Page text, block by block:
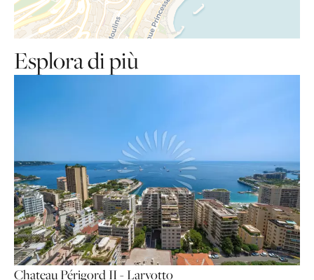
Esplora di più
Chateau Périgord II - Larvotto